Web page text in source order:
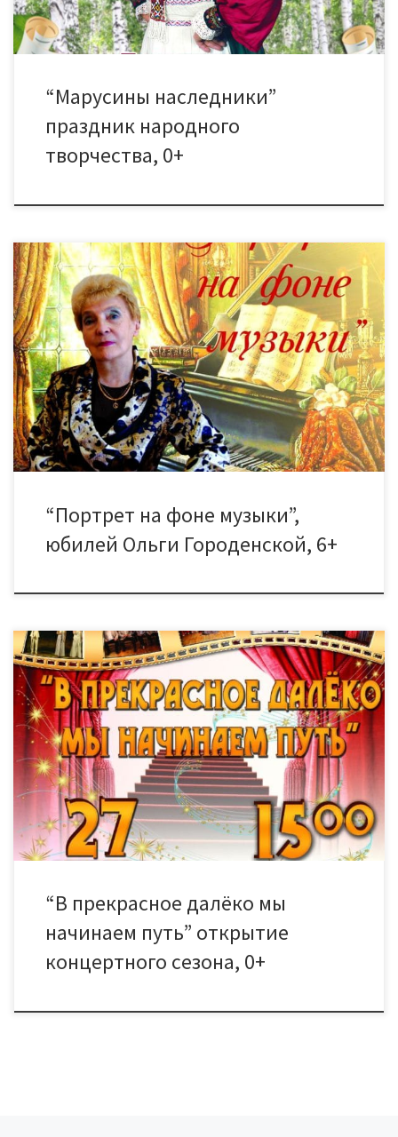
“Марусины наследники”
праздник народного
творчества, 0+
20 сентября в 15.00 состоится Юбилей Заслуженного
работника культуры РФ, хормейстера Вокального ансамбля
“Русский романс” Ольги Городенской — “Портрет на фоне
музыки”. Билеты можно купить в кассе ДК с 14.00 — 20.00
ежедневно без перерыва и выходных Цена билета: 200
рублей
“Портрет на фоне музыки”,
юбилей Ольги Городенской, 6+
27 сентября в 15.00 состоится гала-концерт творческих
коллективов ДК “Знамя труда” — “В прекрасное далёко мы
начинаем путь”, который откроет концертный сезон этого
года. Билеты можно купить в кассе ДК с 14.00 — 20.00
ежедневно без перерыва и выходных Цена билета: 200
рублей
“В прекрасное далёко мы
начинаем путь” открытие
концертного сезона, 0+